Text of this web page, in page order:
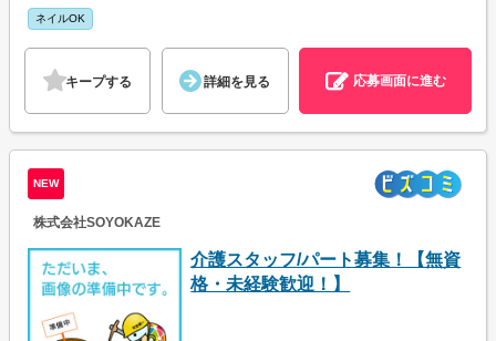
ネイルOK
キープする 詳細を見る 応募画面に進む
NEW
株式会社SOYOKAZE
介護スタッフ/パート募集！【無資
格・未経験歓迎！】